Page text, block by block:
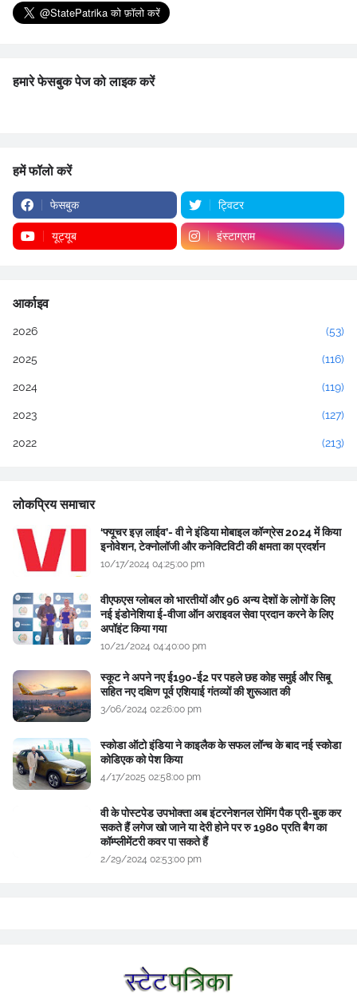
हमारे फेसबुक पेज को लाइक करें
हमें फॉलो करें
फेसबुक ट्विटर
यूट्यूब इंस्टाग्राम
आर्काइव
2026 (53)
2025 (116)
2024 (119)
2023 (127)
2022 (213)
लोकप्रिय समाचार
‘फ्यूचर इज़ लाईव’- वी ने इंडिया मोबाइल कॉन्ग्रेस 2024 में किया
इनोवेशन, टेक्नोलॉजी और कनेक्टिविटी की क्षमता का प्रदर्शन
10/17/2024 04:25:00 pm
वीएफएस ग्लोबल को भारतीयों और 96 अन्य देशों के लोगों के लिए
नई इंडोनेशिया ई-वीजा ऑन अराइवल सेवा प्रदान करने के लिए
अपॉइंट किया गया
10/21/2024 04:40:00 pm
स्कूट ने अपने नए ई190-ई2 पर पहले छह कोह समुई और सिबू
सहित नए दक्षिण पूर्व एशियाई गंतव्यों की शुरूआत की
3/06/2024 02:26:00 pm
स्कोडा ऑटो इंडिया ने काइलैक के सफल लॉन्च के बाद नई स्कोडा
कोडिएक को पेश किया
4/17/2025 02:58:00 pm
वी के पोस्टपेड उपभोक्ता अब इंटरनेशनल रोमिंग पैक प्री-बुक कर
सकते हैं लगेज खो जाने या देरी होने पर रु 1980 प्रति बैग का
कॉम्प्लीमेंटरी कवर पा सकते हैं
2/29/2024 02:53:00 pm